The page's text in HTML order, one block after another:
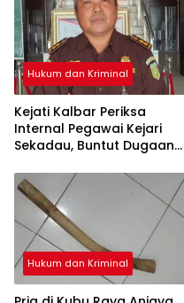
Hukum dan Kriminal
Kejati Kalbar Periksa
Internal Pegawai Kejari
Sekadau, Buntut Dugaan
Hukum dan Kriminal